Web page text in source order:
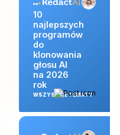
10
najlepszych
programów
do
klonowania
głosu AI
na 2026
rok
WSZYSTKIE TEMATY